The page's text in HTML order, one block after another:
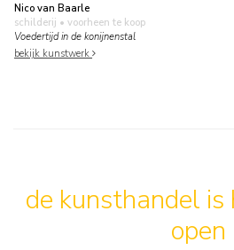
Nico van Baarle
schilderij • voorheen te koop
Voedertijd in de konijnenstal
bekijk kunstwerk
de kunsthandel
open